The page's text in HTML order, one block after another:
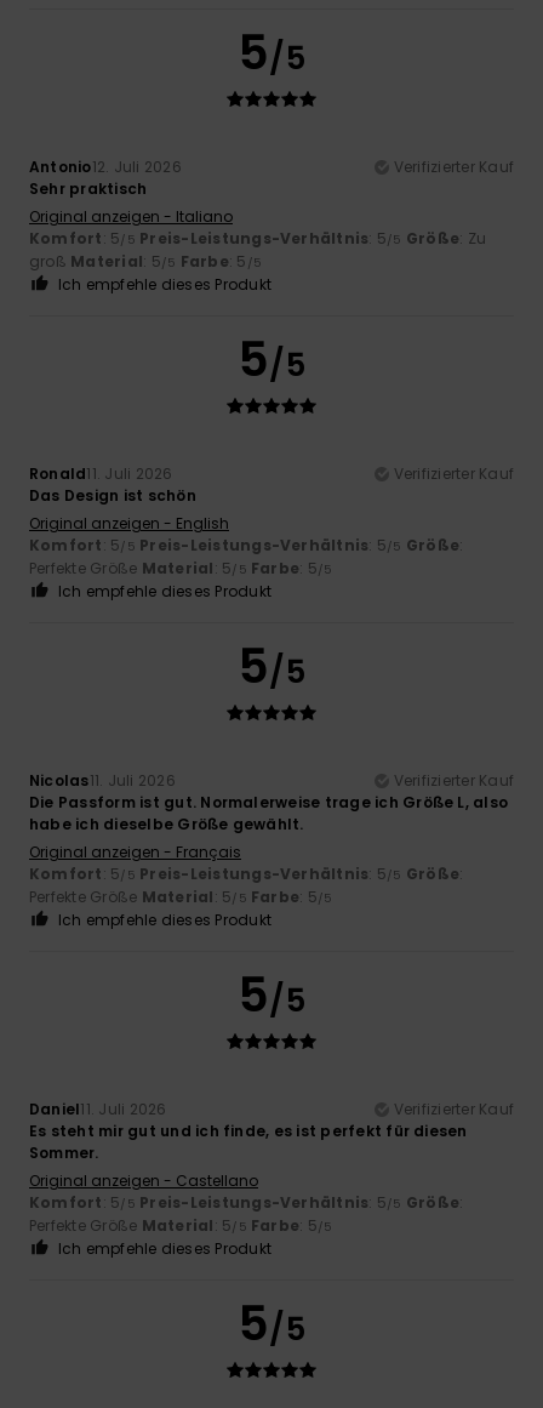
5/5
Antonio12. Juli 2026
Verifizierter Kauf
Sehr praktisch
Original anzeigen - Italiano
Komfort: 5/5 Preis-Leistungs-Verhältnis: 5/5 Größe: Zu
groß Material: 5/5 Farbe: 5 /5
Ich empfehle dieses Produkt
5/5
Ronald11. Juli 2026
Verifizierter Kauf
Das Design ist schön
Original anzeigen - English
Komfort: 5/5 Preis-Leistungs-Verhältnis: 5/5 Größe:
Perfekte Größe Material: 5/5 Farbe: 5/5
Ich empfehle dieses Produkt
5/5
Nicolas11. Juli 2026
Verifizierter Kauf
Die Passform ist gut. Normalerweise trage ich Größe L, also
habe ich dieselbe Größe gewählt.
Original anzeigen - Français
Komfort: 5/5 Preis-Leistungs-Verhältnis: 5/5 Größe:
Perfekte Größe Material: 5/5 Farbe: 5/5
Ich empfehle dieses Produkt
5/5
Daniel11. Juli 2026
Verifizierter Kauf
Es steht mir gut und ich finde, es ist perfekt für diesen
Sommer.
Original anzeigen - Castellano
Komfort: 5/5 Preis-Leistungs-Verhältnis: 5/5 Größe:
Perfekte Größe Material: 5/5 Farbe: 5/5
Ich empfehle dieses Produkt
5/5